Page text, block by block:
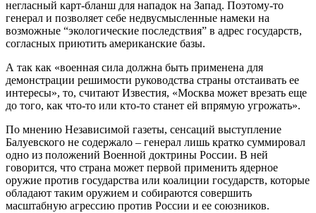
негласный карт-бланш для нападок на Запад. Поэтому-то
генерал и позволяет себе недвусмысленные намеки на
возможные “экологические последствия” в адрес государств,
согласных приютить американские базы.
А так как «военная сила должна быть применена для
демонстрации решимости руководства страны отстаивать ее
интересы», то, считают Известия, «Москва может врезать еще
до того, как что-то или кто-то станет ей впрямую угрожать».
По мнению Независимой газеты, сенсаций выступление
Балуевского не содержало – генерал лишь кратко суммировал
одно из положений Военной доктрины России. В ней
говорится, что страна может первой применить ядерное
оружие против государства или коалиции государств, которые
обладают таким оружием и собираются совершить
масштабную агрессию против России и ее союзников.